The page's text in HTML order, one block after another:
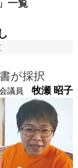
」 一覧
が採択
議員 牧瀬 昭子